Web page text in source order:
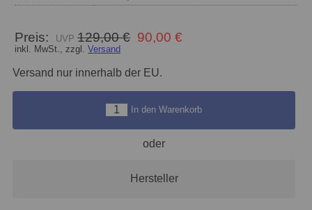
Preis: 129,00 € 90,00 €
inkl. MwSt., zzgl. Versand
Versand nur innerhalb der EU.
In den Warenkorb
oder
Hersteller